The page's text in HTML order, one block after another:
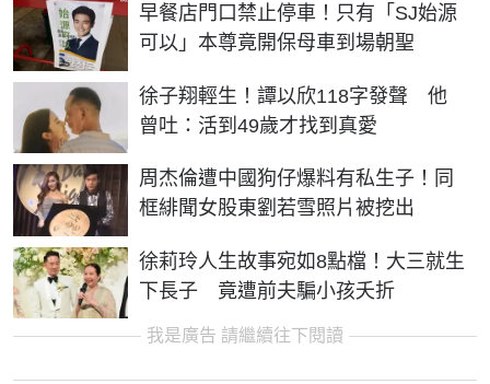
早餐店門口禁止停車！只有「SJ始源
可以」本尊竟開保母車到場朝聖
徐子翔輕生！譚以欣118字發聲 他
曾吐：活到49歲才找到真愛
周杰倫遭中國狗仔爆料有私生子！同
框緋聞女股東劉若雪照片被挖出
徐莉玲人生故事宛如8點檔！大三就生
下長子 竟遭前夫騙小孩夭折
我是廣告 請繼續往下閱讀